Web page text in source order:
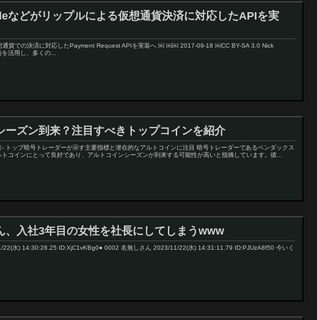
などがリップルによる仮想通貨決済に対応したAPIを実
通貨での決済に対応したPayment Request APIを実装へ ￼ ￼￼ 2017-09-18 ￼CC BY-SA 3.0 Nick
活用し、多くの...
ーズン到来？注目すべきトップコインを紹介
トップ暗号トレーダーが示す主要指標と潜在的なアルトコインに注目 暗号トレーダーであるペンダックス
コインにとって良好であり、アルトコインシーズンが到来する可能性が高いと指摘しています。彼...
、入社3年目の女性を社長にしてしまうwww
22(水) 14:30:28.25 ID:XjC1vKBg0● 0002 名無しさん 2023/11/22(水) 14:31:11.79 ID:PJUzA8f50 今いく